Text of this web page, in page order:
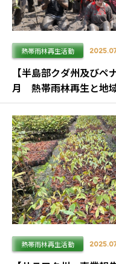
熱帯雨林再生活動
【半島部クダ州及び
月 熱帯雨林再生と地
熱帯雨林再生活動